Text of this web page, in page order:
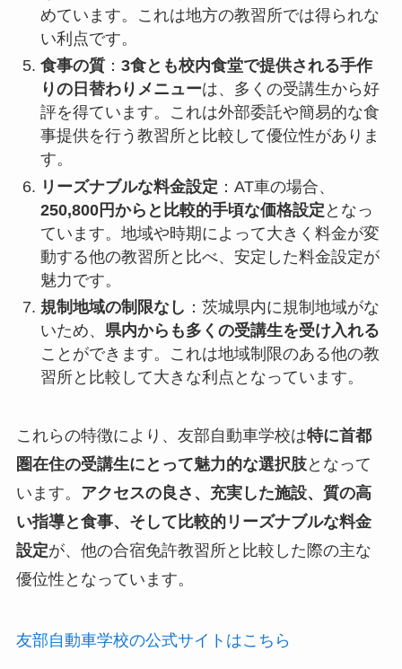
めています。これは地方の教習所では得られな
い利点です。
食事の質： 3食とも校内食堂で提供される手作
りの日替わりメニューは、多くの受講生から好
評を得ています。これは外部委託や簡易的な食
事提供を行う教習所と比較して優位性がありま
す。
リーズナブルな料金設定 ：AT車の場合、
250,800円からと比較的手頃な価格設定 となっ
ています。地域や時期によって大きく料金が変
動する他の教習所と比べ、安定した料金設定が
魅力です。
規制地域の制限なし ：茨城県内に規制地域がな
いため、 県内からも多くの受講生を受け入れる
ことができます。これは地域制限のある他の教
習所と比較して大きな利点となっています。
これらの特徴により、友部自動車学校は特に首都
圏在住の受講生にとって魅力的な選択肢となって
います。 アクセスの良さ、充実した施設、質の高
い指導と食事、そして比較的リーズナブルな料金
設定が、他の合宿免許教習所と比較した際の主な
優位性となっています。
友部自動車学校の公式サイトはこちら